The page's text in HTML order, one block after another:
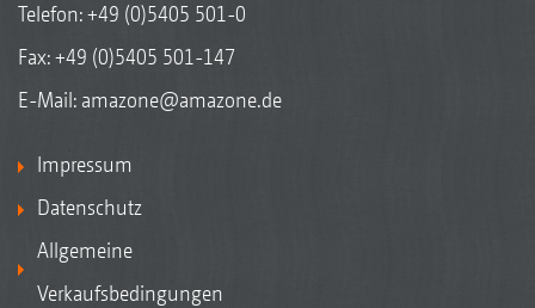
Telefon:+49 (0)5405 501-0
Fax: +49 (0)5405 501-147
E-Mail: amazone@amazone.de
Impressum
Datenschutz
Allgemeine
Verkaufsbedingungen